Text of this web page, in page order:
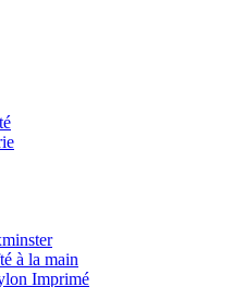
à la main
Imprimé